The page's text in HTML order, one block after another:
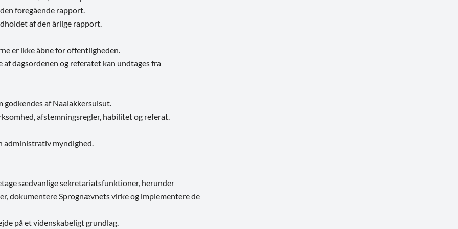
foregående rapport.
af den årlige rapport.
er ikke åbne for offentligheden.
dagsordenen og referatet kan undtages fra
af Naalakkersuisut.
afstemningsregler, habilitet og referat.
administrativ myndighed.
sædvanlige sekretariatsfunktioner, herunder
dokumentere Sprognævnets virke og implementere de
på et videnskabeligt grundlag.